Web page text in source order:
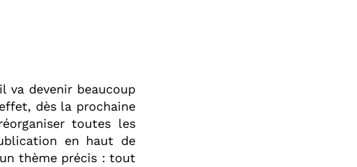
va devenir beaucoup
dès la prochaine
toutes les
en haut de
thème précis : tout